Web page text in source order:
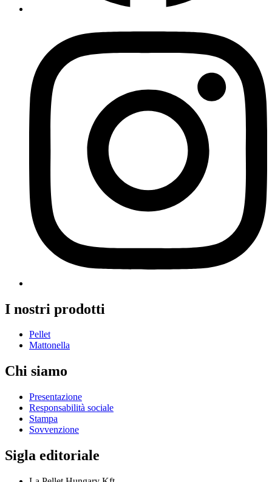
I nostri prodotti
Pellet
Mattonella
Chi siamo
Presentazione
Responsabilità sociale
Stampa
Sovvenzione
Sigla editoriale